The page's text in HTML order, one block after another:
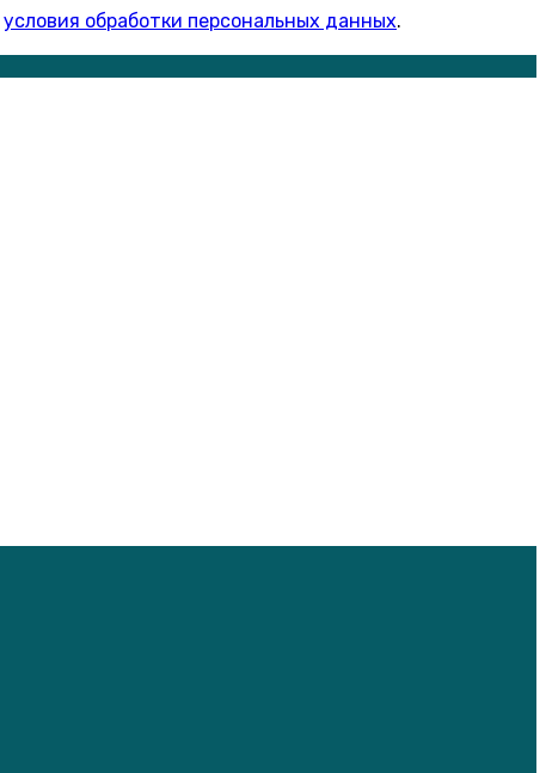
условия обработки персональных данных.